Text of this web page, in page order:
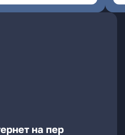
на пер